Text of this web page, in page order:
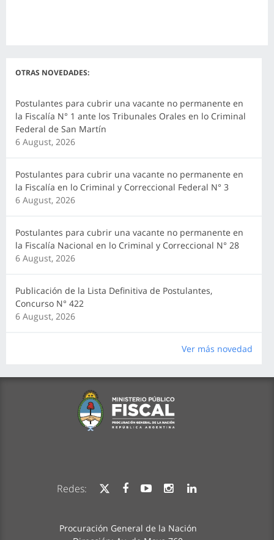
OTRAS NOVEDADES:
Postulantes para cubrir una vacante no permanente en
la Fiscalía N° 1 ante los Tribunales Orales en lo Criminal
Federal de San Martín
6 August, 2026
Postulantes para cubrir una vacante no permanente en
la Fiscalía en lo Criminal y Correccional Federal N° 3
6 August, 2026
Postulantes para cubrir una vacante no permanente en
la Fiscalía Nacional en lo Criminal y Correccional N° 28
6 August, 2026
Publicación de la Lista Definitiva de Postulantes,
Concurso N° 422
6 August, 2026
Ver más novedad
Redes:
Procuración General de la Nación